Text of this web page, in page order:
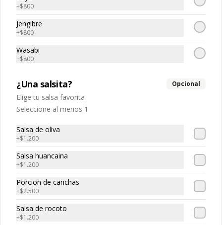
$45.000
Bandeja de aji de gallina
Bandeja familiar de a ají de Gallina
familiar acompañado de arroz. Para 4
$35.000
Bandeja de ceviche de
pescado
Bandeja familiar de ceviche de
pescado. Para 4 a 5 personas.
$51.000
+$800
Jengibre
+$800
Wasabi
+$800
¿Una salsita? Opcional
Elige tu salsa favorita
Seleccione al menos 1
Salsa de oliva
+$1.200
Salsa huancaina
+$1.200
Porcion de canchas
+$2.500
Salsa de rocoto
+$1.200